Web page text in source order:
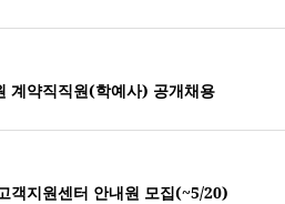
계약직직원(학예사) 공개채용
객지원센터 안내원 모집(~5/20)